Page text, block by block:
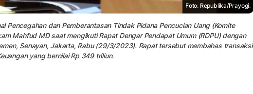
Foto: Republika/Prayogi.
Pencegahan dan Pemberantasan Tindak Pidana Pencucian Uang (Komite
Mahfud MD saat mengikuti Rapat Dengar Pendapat Umum (RDPU) dengan
Senayan, Jakarta, Rabu (29/3/2023). Rapat tersebut membahas transaksi
yang bernilai Rp 349 triliun.